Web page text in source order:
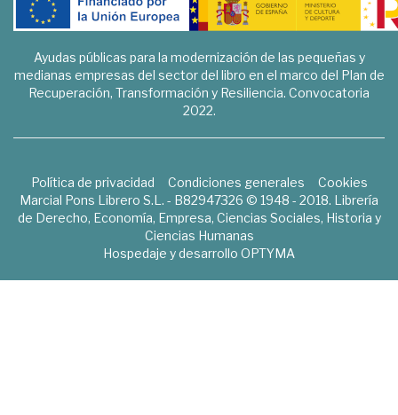
Ayudas públicas para la modernización de las pequeñas y
medianas empresas del sector del libro en el marco del Plan de
Recuperación, Transformación y Resiliencia. Convocatoria
2022.
Política de privacidad Condiciones generales
Cookies
Marcial Pons Librero S.L. - B82947326 © 1948 - 2018. Librería
de Derecho, Economía, Empresa, Ciencias Sociales, Historia y
Ciencias Humanas
Hospedaje y desarrollo OPTYMA